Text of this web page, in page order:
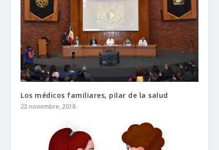
Los médicos familiares, pilar de la salud
22 noviembre, 2018